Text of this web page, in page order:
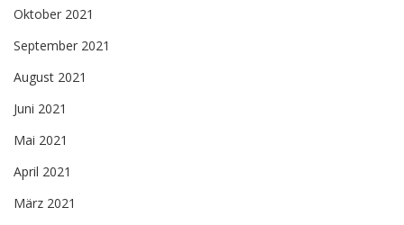
Oktober 2021
September 2021
August 2021
Juni 2021
Mai 2021
April 2021
März 2021